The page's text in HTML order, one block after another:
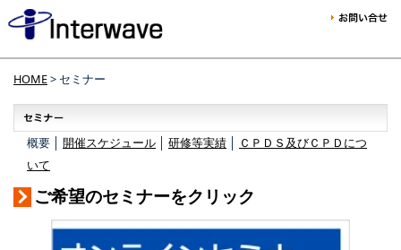
HOME> セミナー
概要 │ 開催スケジュール 研修等実績
ＣＰＤＳ及びＣＰＤにつ
いて
ご希望のセミナーをクリック